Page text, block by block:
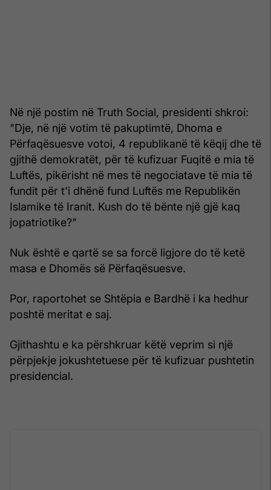
Në një postim në Truth Social, presidenti shkroi:
"Dje, në një votim të pakuptimtë, Dhoma e
Përfaqësuesve votoi, 4 republikanë të këqij dhe të
gjithë demokratët, për të kufizuar Fuqitë e mia të
Luftës, pikërisht në mes të negociatave të mia të
fundit për t'i dhënë fund Luftës me Republikën
Islamike të Iranit. Kush do të bënte një gjë kaq
jopatriotike?"
Nuk është e qartë se sa forcë ligjore do të ketë
masa e Dhomës së Përfaqësuesve.
Por, raportohet se Shtëpia e Bardhë i ka hedhur
poshtë meritat e saj.
Gjithashtu e ka përshkruar këtë veprim si një
përpjekje jokushtetuese për të kufizuar pushtetin
presidencial.